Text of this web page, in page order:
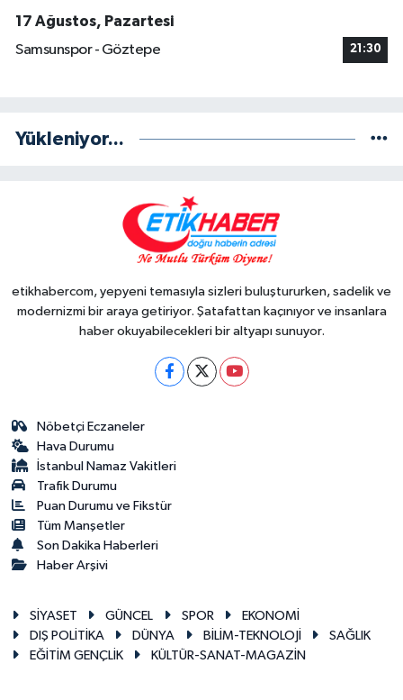
17 Ağustos, Pazartesi
Samsunspor - Göztepe
21:30
Yükleniyor...
etikhabercom, yepyeni temasıyla sizleri buluştururken, sadelik ve
modernizmi bir araya getiriyor. Şatafattan kaçınıyor ve insanlara
haber okuyabilecekleri bir altyapı sunuyor.
Nöbetçi Eczaneler
Hava Durumu
İstanbul Namaz Vakitleri
Trafik Durumu
Puan Durumu ve Fikstür
Tüm Manşetler
Son Dakika Haberleri
Haber Arşivi
SİYASET GÜNCEL SPOR
EKONOMİ
DIŞ POLİTİKA
DÜNYA BİLİM-TEKNOLOJİ
SAĞLIK
EĞİTİM GENÇLİK
KÜLTÜR-SANAT-MAGAZİN